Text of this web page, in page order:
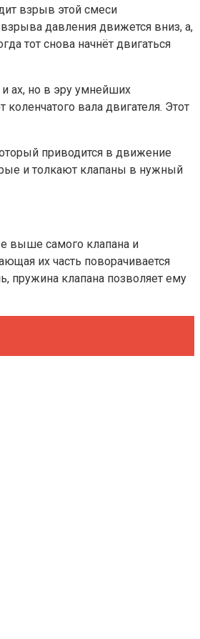
взрыв этой смеси
давления движется вниз, а,
тот снова начнёт двигаться
ах, но в эру умнейших
вала двигателя. Этот
приводится в движение
и толкают клапаны в нужный
выше самого клапана и
их часть поворачивается
пружина клапана позволяет ему